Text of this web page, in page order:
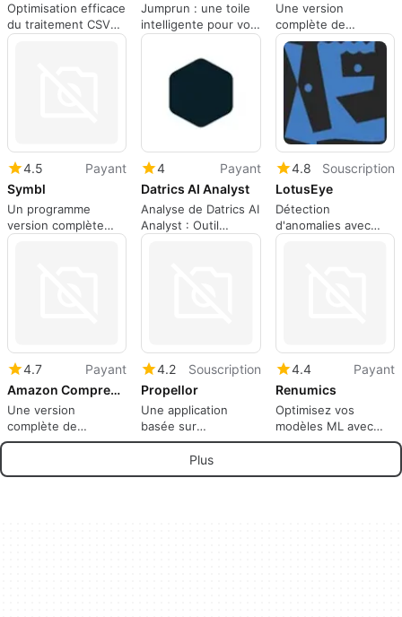
Optimisation efficace
du traitement CSV
avec Commabot
Jumprun : une toile
intelligente pour vos
données
Une version
complète de
l'application pour les
applications Web.
4.5
Payant
Symbl
Un programme
version complète
pour les applications
4
Payant
Datrics AI Analyst
Analyse de Datrics AI
Analyst : Outil
d'Intelligence
4.8
Souscription
LotusEye
Détection
d'anomalies avec
LotusEye
4.7
Payant
Amazon Comprehend
Une version
complète de
l'application pour les
amazon.
4.2
Souscription
Propellor
Une application
basée sur
abonnement pour
les applications Web,
par propellor.
4.4
Payant
Renumics
Optimisez vos
modèles ML avec
Spotlight
Plus